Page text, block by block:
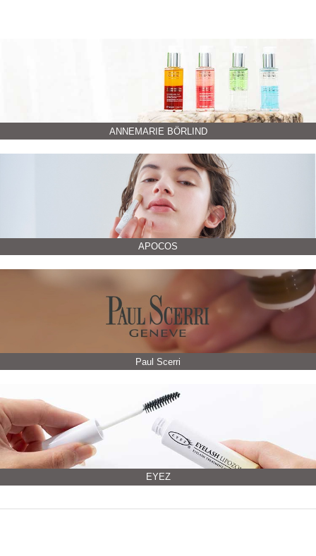
ANNEMARIE BÖRLIND
APOCOS
Paul Scerri
EYEZ